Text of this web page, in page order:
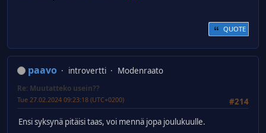
QUOTE
paavo introvertti Modenraato
Re: Muutatteko usein??
#214
Tue 27.02.2024 09:23:18 (UTC+0200)
Ensi syksynä pitäisi taas, voi mennä jopa joulukuulle.